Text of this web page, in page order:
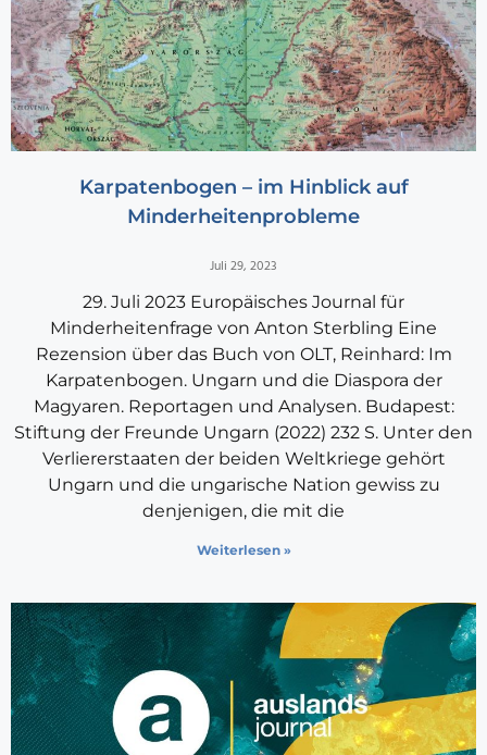
Karpatenbogen – im Hinblick auf
Minderheitenprobleme
Juli 29, 2023
29. Juli 2023 Europäisches Journal für
Minderheitenfrage von Anton Sterbling Eine
Rezension über das Buch von OLT, Reinhard: Im
Karpatenbogen. Ungarn und die Diaspora der
Magyaren. Reportagen und Analysen. Budapest:
Stiftung der Freunde Ungarn (2022) 232 S. Unter den
Verliererstaaten der beiden Weltkriege gehört
Ungarn und die ungarische Nation gewiss zu
denjenigen, die mit die
Weiterlesen »